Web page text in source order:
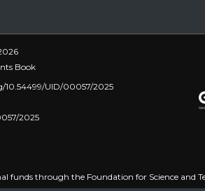
Book
10.54499/UID/00057/2025
2025
funds through the Foundation for Science and